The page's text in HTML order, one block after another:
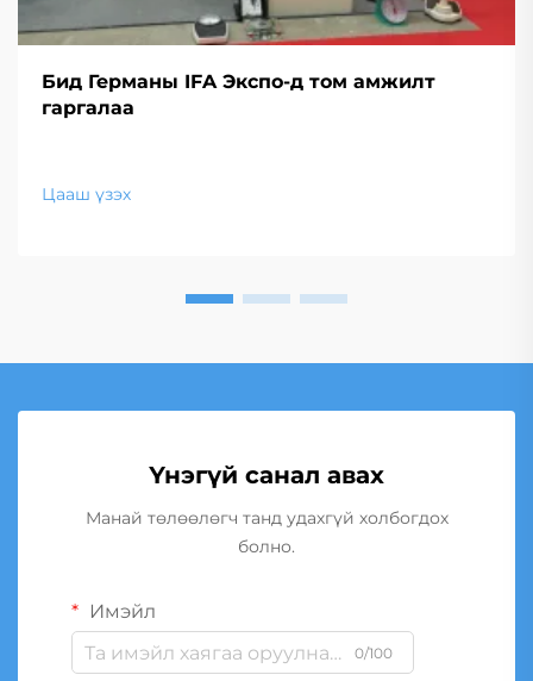
Бид Германы IFA Экспо-д том амжилт
гаргалаа
Цааш үзэх
Үнэгүй санал авах
Манай төлөөлөгч танд удахгүй холбогдох
болно.
Имэйл
0/100